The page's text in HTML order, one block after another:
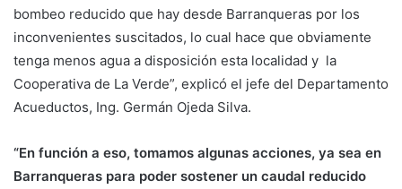
bombeo reducido que hay desde Barranqueras por los
inconvenientes suscitados, lo cual hace que obviamente
tenga menos agua a disposición esta localidad y la
Cooperativa de La Verde”, explicó el jefe del Departamento
Acueductos, Ing. Germán Ojeda Silva.
“En función a eso, tomamos algunas acciones, ya sea en
Barranqueras para poder sostener un caudal reducido